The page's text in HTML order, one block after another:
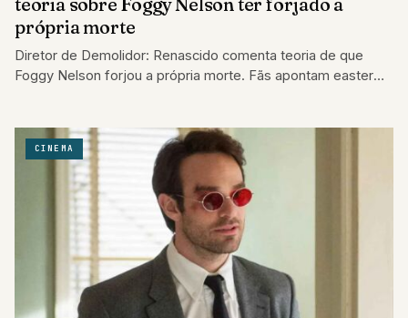
própria morte
Diretor de Demolidor: Renascido comenta teoria de que
Foggy Nelson forjou a própria morte. Fãs apontam easter
CINEMA